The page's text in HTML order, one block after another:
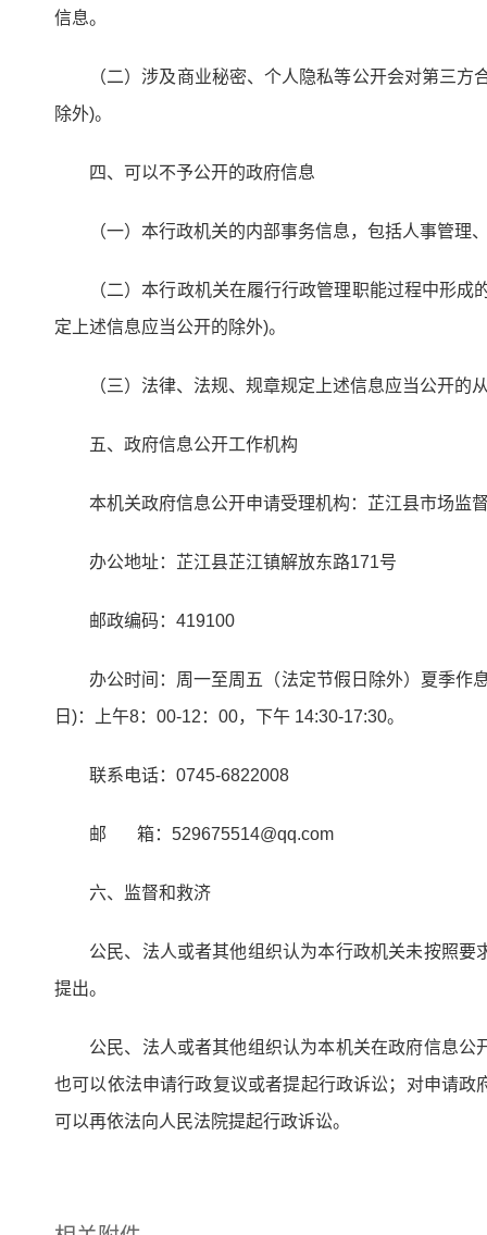
信息。
（二）涉及商业秘密、个人隐私等公开会对第三
除外)。
四、可以不予公开的政府信息
（一）本行政机关的内部事务信息，包括人事管理
（二）本行政机关在履行行政管理职能过程中形
定上述信息应当公开的除外)。
（三）法律、法规、规章规定上述信息应当公开的
五、政府信息公开工作机构
本机关政府信息公开申请受理机构：芷江县市场监
办公地址：芷江县芷江镇解放东路171号
邮政编码：419100
办公时间：周一至周五（法定节假日除外）夏季作
日)：上午8：00-12：00，下午 14:30-17:30。
联系电话：0745-6822008
邮 箱：529675514@qq.com
六、监督和救济
公民、法人或者其他组织认为本行政机关未按照
提出。
公民、法人或者其他组织认为本机关在政府信息
也可以依法申请行政复议或者提起行政诉讼；对申请
可以再依法向人民法院提起行政诉讼。